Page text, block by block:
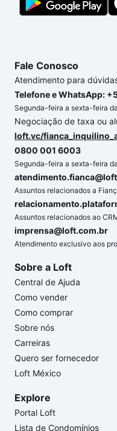
a gente para
Fale Conosco
Atendimento para
Telefone e WhatsApp:
Segunda-feira a sexta-feira
Negociação de taxa ou
loft.vc/
0800 001 6003
Segunda-feira a sexta-feira
Assuntos relacionados a
Assuntos relacionados ao
imprensa@loft.com.br
Atendimento exclusivo aos
Sobre a Loft
Central de Ajuda
Como vender
Como comprar
Sobre nós
Carreiras
Quero ser fornecedor
Loft México
Explore
Portal Loft
Lista de Condomínios